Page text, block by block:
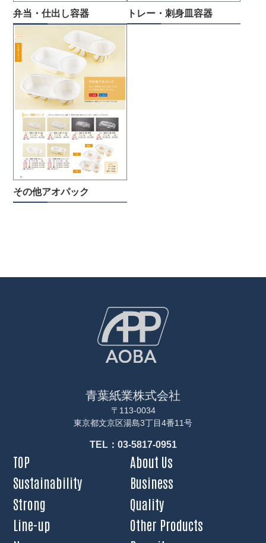
弁当・仕出し容器 トレー・刺身皿容器
その他アオパック
青葉紙業株式会社
〒113-0034
東京都文京区湯島3丁目4番11号
TEL：03-5817-0951
TOP
About Us
Sustainability
Business
Strong
Quality
Line-up
Other Products